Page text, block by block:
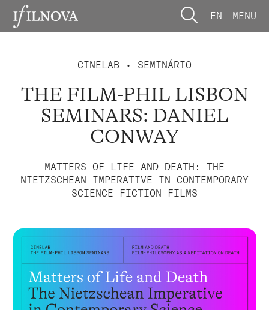
EN MENU
CINELAB • SEMINÁRIO
THE FILM-PHIL LISBON
SEMINARS: DANIEL
CONWAY
MATTERS OF LIFE AND DEATH: THE
NIETZSCHEAN IMPERATIVE IN CONTEMPORARY
SCIENCE FICTION FILMS